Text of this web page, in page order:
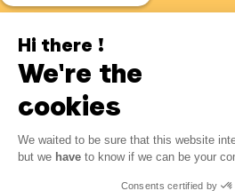
-15% Van 06/08 tot 30/09
23.25 €
België/ NL
Alle rechten voorbehouden
Hi there !
We're the
cookies
We waited to be sure that this website
but we have to know if we can be your
Consents certified by